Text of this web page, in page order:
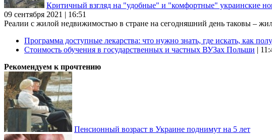
Критичный взгляд на "удобные" и "комфортные" украинские
09 сентября 2021 | 16:51
Реалии с жилой недвижимостью в стране на сегодняшний день таковы –
Программа доступные лекарства: что нужно знать, где искать, как
Стоимость обучения в государственных и частных ВУЗах Польши |
Рекомендуем к прочтению
Пенсионный возраст в Украине поднимут на 5 лет